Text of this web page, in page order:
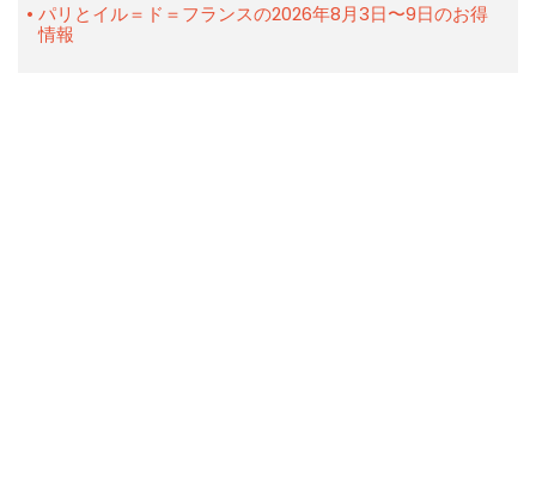
パリとイル＝ド＝フランスの2026年8月3日〜9日のお得
情報